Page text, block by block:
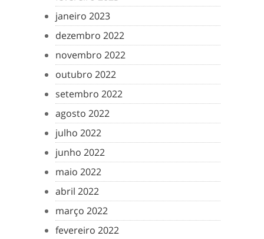
janeiro 2023
dezembro 2022
novembro 2022
outubro 2022
setembro 2022
agosto 2022
julho 2022
junho 2022
maio 2022
abril 2022
março 2022
fevereiro 2022